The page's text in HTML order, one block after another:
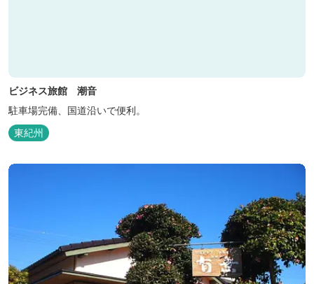
ビジネス旅館 潮音
駐車場完備、国道沿いで便利。
東紀州